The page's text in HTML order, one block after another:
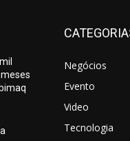
Negócios
Evento
Video
Tecnologia